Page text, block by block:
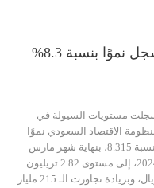
السيولة في الاقتصاد السعودي تسجل نموًا بنسبة 8.3%
مستويات السيولة في
الاقتصاد السعودي نموًا
بنسبة 8.315، بنهاية شهر مارس
2024، إلى مستوى 2.82 تريليون
ريال، وبزيادة تجاوزت الـ 215 مليار